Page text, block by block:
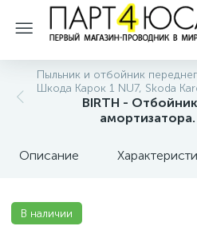
Пыльник и отбойник
Шкода Карок 1 NU7, Skoda
BIRTH -
амортизатора.
Описание
В наличии